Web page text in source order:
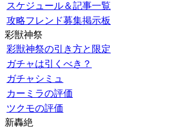
スケジュール＆記事一覧
攻略フレンド募集掲示板
彩獣神祭
彩獣神祭の引き方と限定
ガチャは引くべき？
ガチャシミュ
カーミラの評価
ツクモの評価
新轟絶